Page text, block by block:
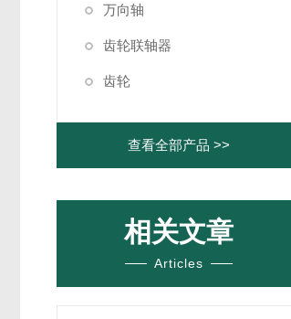
万向轴
齿轮联轴器
齿轮
查看全部产品 >>
相关文章
Articles